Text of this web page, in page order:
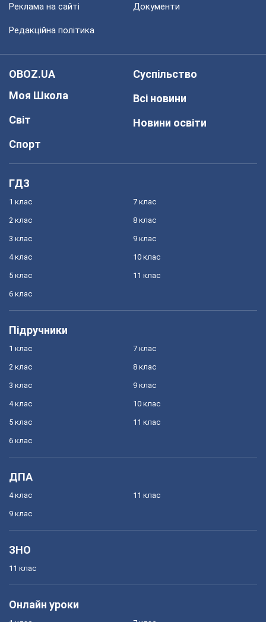
Реклама на сайті Документи
Редакційна політика
OBOZ.UA
Моя Школа
Світ
Спорт
Суспільство
Всі новини
Новини освіти
ГДЗ
1 клас
2 клас
3 клас
4 клас
5 клас
6 клас
7 клас
8 клас
9 клас
10 клас
11 клас
Підручники
1 клас
2 клас
3 клас
4 клас
5 клас
6 клас
7 клас
8 клас
9 клас
10 клас
11 клас
ДПА
4 клас
9 клас
11 клас
ЗНО
11 клас
Онлайн уроки